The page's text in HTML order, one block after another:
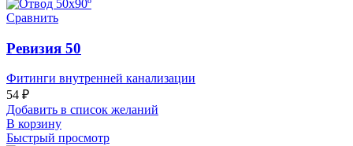
Сравнить
Ревизия 50
Фитинги внутренней канализации
54 ₽
Добавить в список желаний
В корзину
Быстрый просмотр